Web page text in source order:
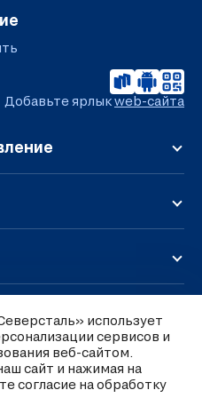
с условиями
возможностью
использует
сервисов и
веб-сайтом.
сайт и нажимая на
согласие на обработку
Добавьте ярлыкweb-сайта